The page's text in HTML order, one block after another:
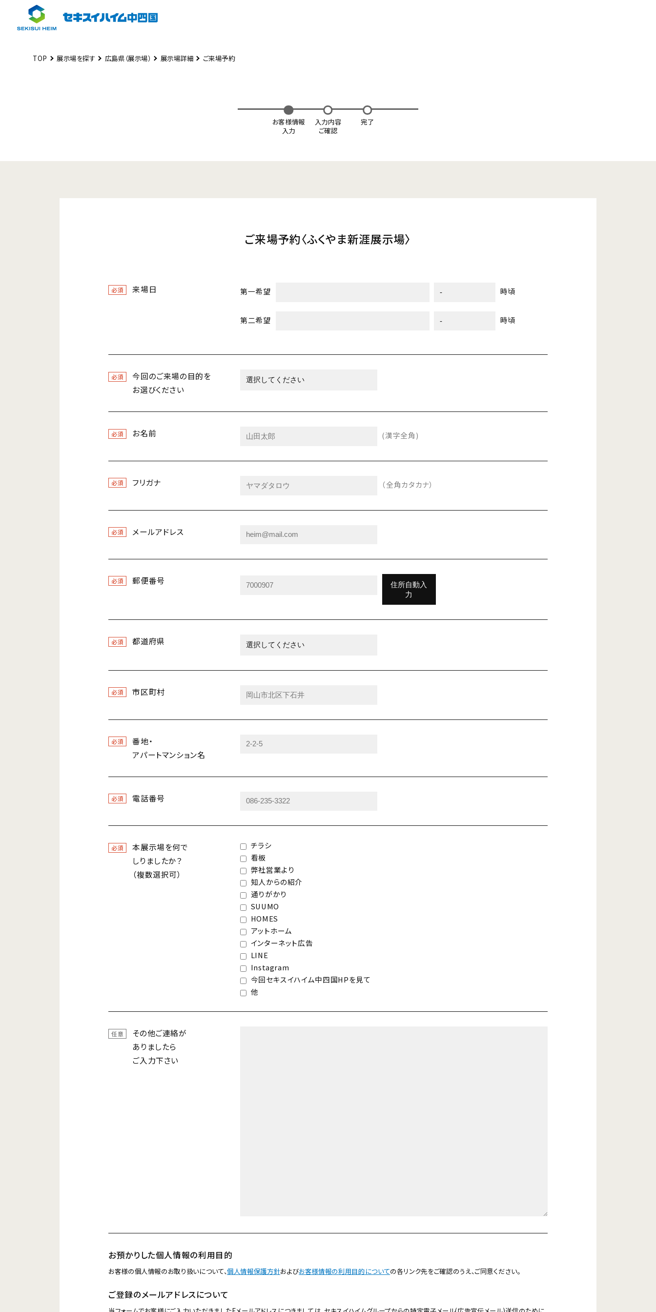
TOP 展示場を探す 広島県（展示場） 展示場詳細 ご来場予約
お客様情報
入力
入力内容
ご確認
完了
ご来場予約〈ふくやま新涯展示場〉
必須 来場日 第一希望 時頃
第二希望 時頃
必須
今回のご来場の目的を
お選びください
必須 お名前 (漢字全角)
必須 フリガナ （全角カタカナ）
必須 メールアドレス
必須 郵便番号
住所自動入
力
必須 都道府県
必須 市区町村
必須
番地・
アパートマンション名
必須 電話番号
必須
本展示場を何で
しりましたか？
（複数選択可）
チラシ
看板
弊社営業より
知人からの紹介
通りがかり
SUUMO
HOMES
アットホーム
インターネット広告
LINE
Instagram
今回セキスイハイム中四国HPを見て
他
任意
その他ご連絡が
ありましたら
ご入力下さい
お預かりした個人情報の利用目的
お客様の個人情報のお取り扱いについて、個人情報保護方針およびお客様情報の利用目的についての各リンク先をご確認のうえ、ご同意ください。
ご登録のメールアドレスについて